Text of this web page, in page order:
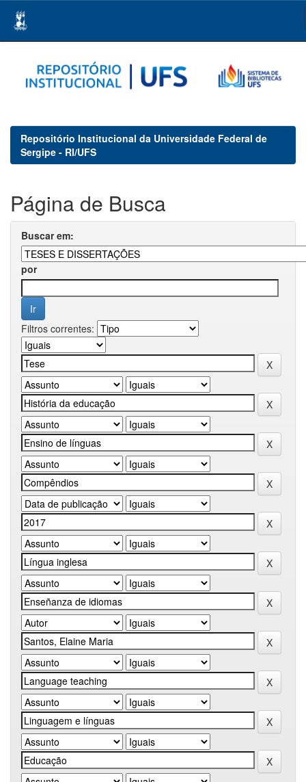
navigation
Repositório Institucional da Universidade Federal de
Sergipe - RI/UFS
Página de Busca
Buscar em:
por
Filtros correntes: